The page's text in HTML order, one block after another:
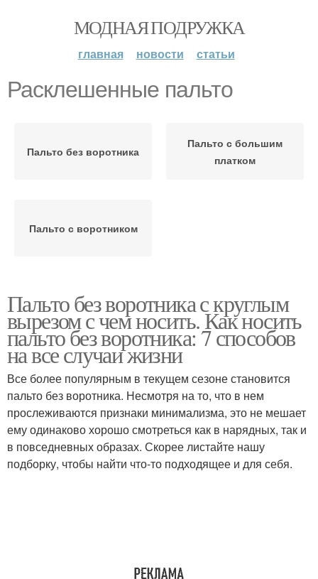
МОДНАЯ ПОДРУЖКА
главная новости статьи
Расклешенные пальто
Пальто без воротника
Пальто с большим
платком
Пальто с воротником
Пальто без воротника с круглым
вырезом с чем носить. Как носить
пальто без воротника: 7 способов
на все случаи жизни
Все более популярным в текущем сезоне становится
пальто без воротника. Несмотря на то, что в нем
прослеживаются признаки минимализма, это не мешает
ему одинаково хорошо смотреться как в нарядных, так и
в повседневных образах. Скорее листайте нашу
подборку, чтобы найти что-то подходящее и для себя.